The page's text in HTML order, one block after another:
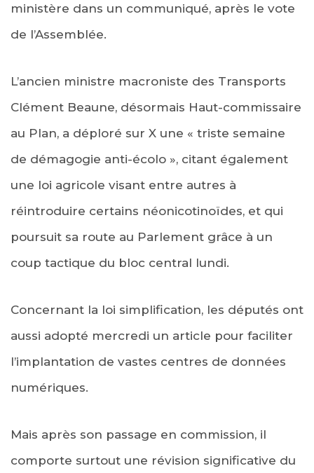
ministère dans un communiqué, après le vote
de l’Assemblée.
L’ancien ministre macroniste des Transports
Clément Beaune, désormais Haut-commissaire
au Plan, a déploré sur X une « triste semaine
de démagogie anti-écolo », citant également
une loi agricole visant entre autres à
réintroduire certains néonicotinoïdes, et qui
poursuit sa route au Parlement grâce à un
coup tactique du bloc central lundi.
Concernant la loi simplification, les députés ont
aussi adopté mercredi un article pour faciliter
l’implantation de vastes centres de données
numériques.
Mais après son passage en commission, il
comporte surtout une révision significative du